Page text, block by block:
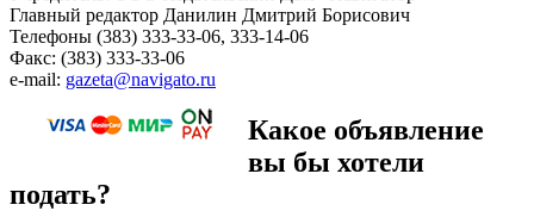
Главный редактор Данилин Дмитрий Борисович
Телефоны (383) 333-33-06, 333-14-06
Факс: (383) 333-33-06
e-mail: gazeta@navigato.ru
Какое объявление
вы бы хотели
подать?